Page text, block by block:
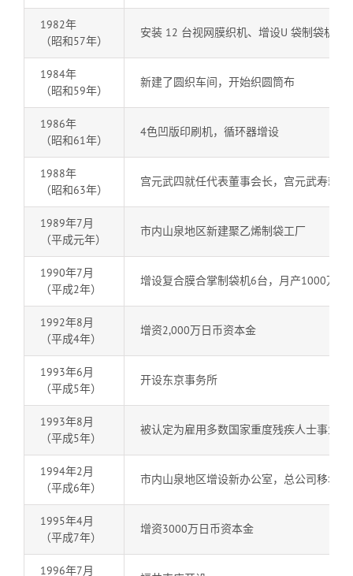
1982年
（昭和57年）
安装 12 台视网膜织机、增设U 袋制袋机和
1984年
（昭和59年）
新建了圆织车间，开始织圆筒布
1986年
（昭和61年）
4色凹版印刷机，循环器增设
1988年
（昭和63年）
宫元武四就任代表董事会长，宫元武寿就
1989年7月
（平成元年）
市内山泉地区新建聚乙烯制袋工厂
1990年7月
（平成2年）
增设复合膜合掌制袋机6台，月产1000万张
1992年8月
（平成4年）
增资2,000万日币资本金
1993年6月
（平成5年）
开设东京事务所
1993年8月
（平成5年）
被认定为雇用多数国家重度残疾人士事业所
1994年2月
（平成6年）
市内山泉地区增设新办公室，总公司移址
1995年4月
（平成7年）
增资3000万日币资本金
1996年7月